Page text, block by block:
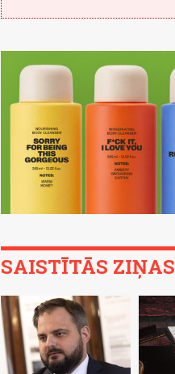
SAISTĪTĀS ZIŅAS